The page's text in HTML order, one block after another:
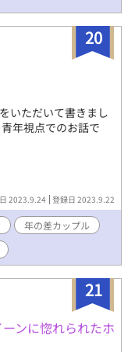
20
いただいて書きまし
年視点でのお話で
2023.9.24 登録日 2023.9.22
年の差カップル
21
ンに惚れられたホ